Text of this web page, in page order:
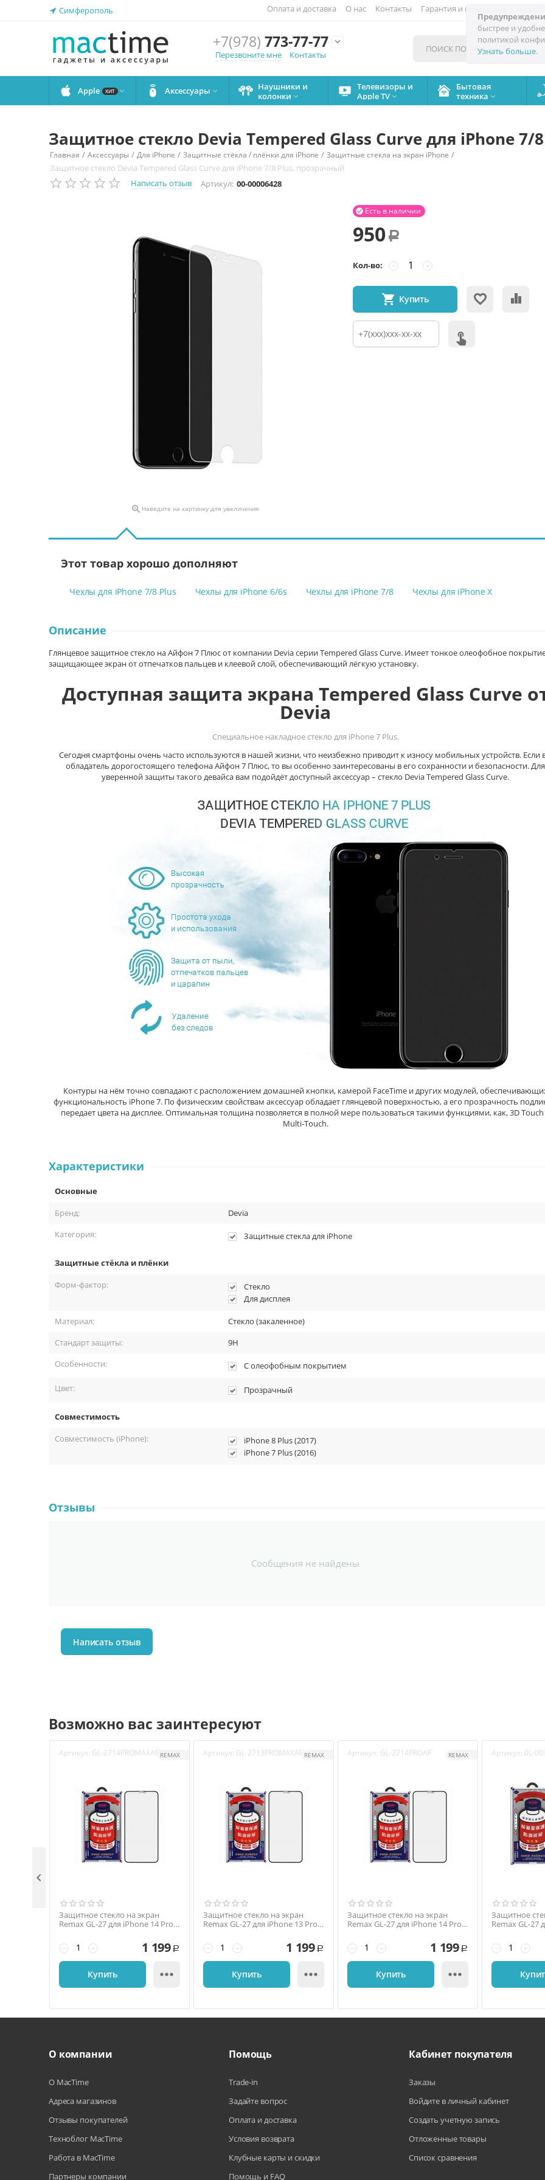
быстрее и
политикой
Узнать больше.
Симферополь Оплата и доставка О нас Контакты Гарантия и поддержка
+7(978) 773-77-77

Перезвоните мне
Контакты
Apple ХИТ  Аксессуары 
Наушники и
колонки 
Телевизоры и
Apple TV 
Бытовая
техника 
Защитное стекло Devia Tempered Glass Curve для iPhone 7/
Главная / Аксессуары / Для iPhone / Защитные стёкла / плёнки для iPhone / Защитные стекла на экран iPhone /
Защитное стекло Devia Tempered Glass Curve для iPhone 7/8 Plus, прозрачный
Написать отзыв
Артикул: 00-00006428
 Наведите на картинку для увеличения
Есть в наличии

950 Р
Кол-во: +
−
Купить
Этот товар хорошо дополняют
Чехлы для iPhone 7/8 Plus Чехлы для iPhone 6/6s Чехлы для iPhone 7/8 Чехлы для iPhone X
Описание
Глянцевое защитное стекло на Айфон 7 Плюс от компании Devia серии Tempered Glass Curve. Имеет тонкое олеофобное
защищающее экран от отпечатков пальцев и клеевой слой, обеспечивающий лёгкую установку.
Доступная защита экрана Tempered Glass Curve
Devia
Специальное накладное стекло для iPhone 7 Plus.
Сегодня смартфоны очень часто используются в нашей жизни, что неизбежно приводит к износу мобильных устройств. Если
обладатель дорогостоящего телефона Айфон 7 Плюс, то вы особенно заинтересованы в его сохранности и безопасности. Для
уверенной защиты такого девайса вам подойдёт доступный аксессуар – стекло Devia Tempered Glass Curve.
Контуры на нём точно совпадают с расположением домашней кнопки, камерой FaceTime и других модулей,
функциональность iPhone 7. По физическим свойствам аксессуар обладает глянцевой поверхностью, а его прозрачность
передает цвета на дисплее. Оптимальная толщина позволяется в полной мере пользоваться такими функциями, как, 3D
Multi‑Touch.
Характеристики
Основные
Бренд:
Devia
Категория:
Защитные стекла для iPhone
Защитные стёкла и плёнки
Форм-фактор:
Стекло
Для дисплея
Материал:
Стекло (закаленное)
Стандарт защиты:
9H
Особенности:
С олеофобным покрытием
Цвет: Прозрачный
Совместимость
Совместимость (iPhone):
iPhone 8 Plus (2017)
iPhone 7 Plus (2016)
Отзывы
Сообщения не найдены
Написать отзыв
Возможно вас заинтересуют
Артикул: GL-2714PROMAXAF REMAX
Защитное стекло на экран
Remax GL-27 для iPhone 14 Pro
+
− 1 199 Р
Купить 
Артикул: GL-2713PROMAXAF REMAX
Защитное стекло на экран
Remax GL-27 для iPhone 13 Pro
глянец, чёрный
+
− 1 199 Р
Купить 
Артикул: GL-2714PROAF REMAX
Защитное стекло на экран
Remax GL-27 для iPhone 14 Pro,
+
− 1 199 Р
Купить 
Артикул: 0L-
Защитное
Remax GL-27
рамка
+
−

О компании
О MacTime
Адреса магазинов
Отзывы покупателей
Техноблог MacTime
Работа в MacTime
Партнеры компании
Помощь
Trade-in
Задайте вопрос
Оплата и доставка
Условия возврата
Клубные карты и скидки
Помощь и FAQ
Кабинет покупателя
Заказы
Войдите в личный кабинет
Создать учетную запись
Отложенные товары
Список сравнения